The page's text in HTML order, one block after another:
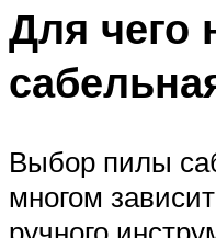
Для чего
Выбор пилы
многом